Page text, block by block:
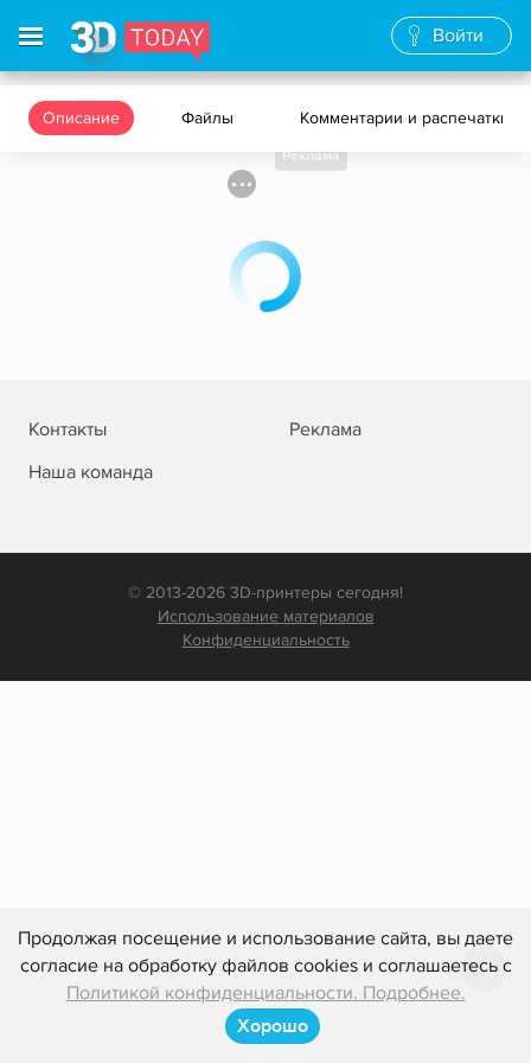
Продолжая посещение и использование сайта, вы даете
согласие на обработку файлов cookies и соглашаетесь с
Политикой конфиденциальности. Подробнее.
Хорошо
Войти
Описание Файлы Комментарии и распечатки
Реклама
Контакты
Реклама
Наша команда
© 2013-2026 3D-принтеры сегодня!
Использование материалов
Конфиденциальность